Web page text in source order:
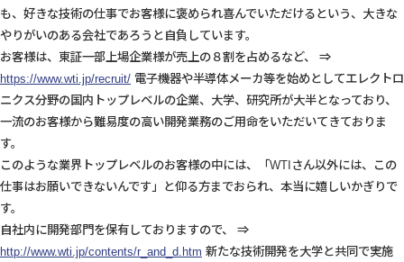
も、好きな技術の仕事でお客様に褒められ喜んでいただけるという、大きな
やりがいのある会社であろうと自負しています。
お客様は、東証一部上場企業様が売上の８割を占めるなど、 ⇒
https://www.wti.jp/recruit/ 電子機器や半導体メーカ等を始めとしてエレクトロ
ニクス分野の国内トップレベルの企業、大学、研究所が大半となっており、
一流のお客様から難易度の高い開発業務のご用命をいただいてきておりま
す。
このような業界トップレベルのお客様の中には、「WTIさん以外には、この
仕事はお願いできないんです」と仰る方までおられ、本当に嬉しいかぎりで
す。
自社内に開発部門を保有しておりますので、 ⇒
http://www.wti.jp/contents/r_and_d.htm 新たな技術開発を大学と共同で実施